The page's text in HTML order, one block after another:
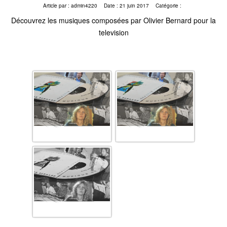
Article par : admin4220 Date : 21 juin 2017 Catégorie :
Découvrez les musiques composées par Olivier Bernard pour la
television